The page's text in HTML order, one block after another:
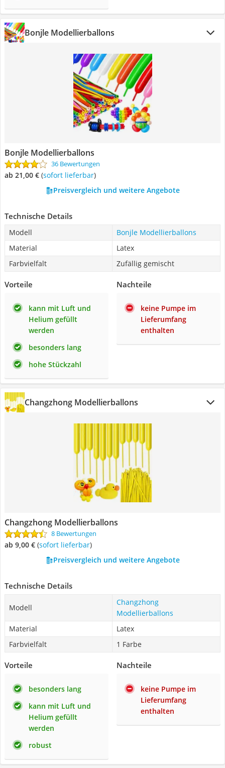
Bonjle Modellierballons
Bonjle Modellierballons
36 Bewertungen
ab 21,00 € ( Sofort lieferbar)
Preisvergleich und weitere Angebote
Technische Details
Modell
Bonjle Modellierballons
Material
Latex
Farbvielfalt
Zufällig gemischt
Vorteile
kann mit Luft und
Helium gefüllt
werden
besonders lang
hohe Stückzahl
Nachteile
keine Pumpe im
Lieferumfang
enthalten
Changzhong Modellierballons
Changzhong Modellierballons
8 Bewertungen
ab 9,00 € ( Sofort lieferbar)
Preisvergleich und weitere Angebote
Technische Details
Modell
Changzhong
Modellierballons
Material
Latex
Farbvielfalt
1 Farbe
Vorteile
besonders lang
kann mit Luft und
Helium gefüllt
werden
robust
Nachteile
keine Pumpe im
Lieferumfang
enthalten